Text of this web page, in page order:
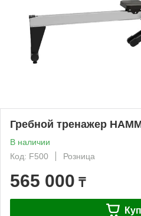
Гребной тренажер
В наличии
Код: F500
Розница
565 000 ₸